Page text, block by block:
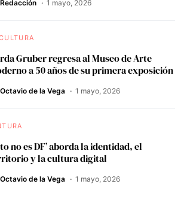
Redacción 1 mayo, 2026
Gruber regresa al Museo de Arte
a 50 años de su primera exposición
Octavio de la Vega 1 mayo, 2026
no es DF’ aborda la identidad, el
y la cultura digital
Octavio de la Vega 1 mayo, 2026